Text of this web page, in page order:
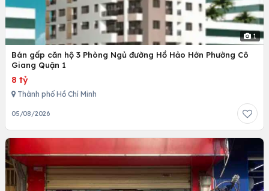
1
Bán gấp căn hộ 3 Phòng Ngủ đường Hồ Hảo Hớn Phường Cô
Giang Quận 1
8 tỷ
Thành phố Hồ Chí Minh
05/08/2026